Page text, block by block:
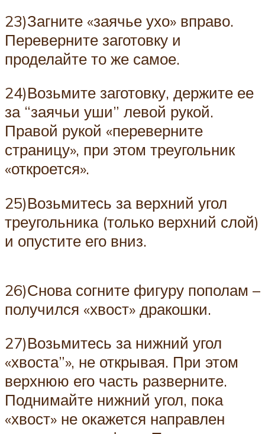
23)Загните «заячье ухо» вправо.
Переверните заготовку и
проделайте то же самое.
24)Возьмите заготовку, держите ее
за “заячьи уши” левой рукой.
Правой рукой «переверните
страницу», при этом треугольник
«откроется».
25)Возьмитесь за верхний угол
треугольника (только верхний слой)
и опустите его вниз.
26)Снова согните фигуру пополам –
получился «хвост» дракошки.
27)Возьмитесь за нижний угол
«хвоста”», не открывая. При этом
верхнюю его часть разверните.
Поднимайте нижний угол, пока
«хвост» не окажется направлен